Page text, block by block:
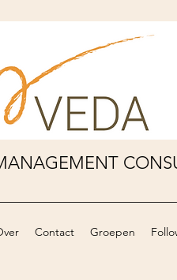
Contact Groepen